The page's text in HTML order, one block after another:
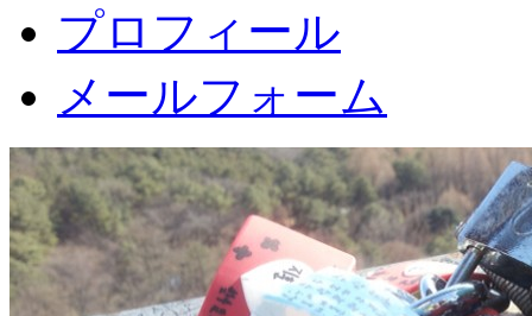
プロフィール
メールフォーム